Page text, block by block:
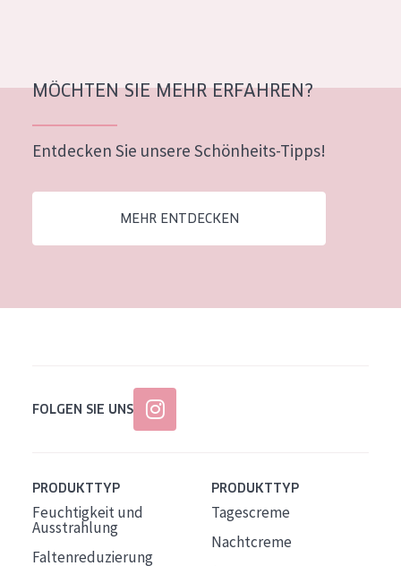
Jedes alter
MÖCHTEN SIE MEHR ERFAHREN?
Entdecken Sie unsere Schönheits-Tipps!
MEHR ENTDECKEN
FOLGEN SIE UNS
PRODUKTTYP
Feuchtigkeit und
Ausstrahlung
Faltenreduzierung
PRODUKTTYP
Tagescreme
Nachtcreme